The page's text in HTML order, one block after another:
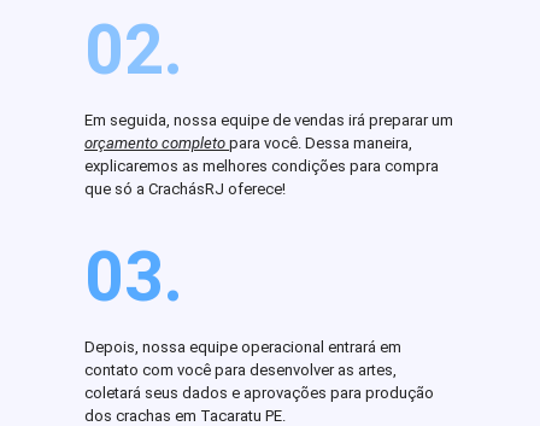
02.
Em seguida, nossa equipe de vendas irá preparar um
orçamento completo para você. Dessa maneira,
explicaremos as melhores condições para compra
que só a CrachásRJ oferece!
03.
Depois, nossa equipe operacional entrará em
contato com você para desenvolver as artes,
coletará seus dados e aprovações para produção
dos crachas em Tacaratu PE.